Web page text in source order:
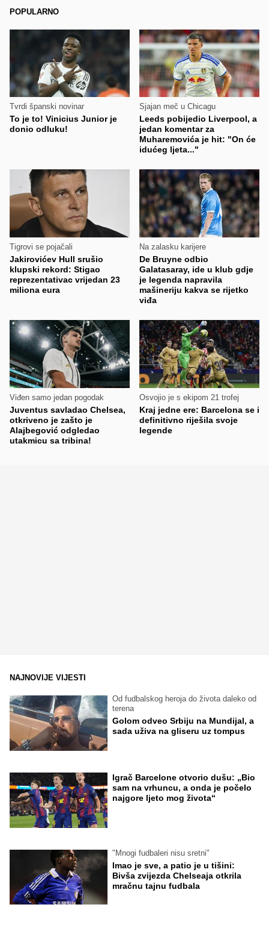
POPULARNO
Tvrdi španski novinar
To je to! Vinicius Junior je
donio odluku!
Sjajan meč u Chicagu
Leeds pobijedio Liverpool, a
jedan komentar za
Muharemovića je hit: "On će
idućeg ljeta..."
Tigrovi se pojačali
Jakirovićev Hull srušio
klupski rekord: Stigao
reprezentativac vrijedan 23
miliona eura
Na zalasku karijere
De Bruyne odbio
Galatasaray, ide u klub gdje
je legenda napravila
mašineriju kakva se rijetko
viđa
Viđen samo jedan pogodak
Juventus savladao Chelsea,
otkriveno je zašto je
Alajbegović odgledao
utakmicu sa tribina!
Osvojio je s ekipom 21 trofej
Kraj jedne ere: Barcelona se i
definitivno riješila svoje
legende
NAJNOVIJE VIJESTI
Od fudbalskog heroja do života daleko od
terena
Golom odveo Srbiju na Mundijal, a
sada uživa na gliseru uz tompus
Igrač Barcelone otvorio dušu: „Bio
sam na vrhuncu, a onda je počelo
najgore ljeto mog života“
"Mnogi fudbaleri nisu sretni"
Imao je sve, a patio je u tišini:
Bivša zvijezda Chelseaja otkrila
mračnu tajnu fudbala